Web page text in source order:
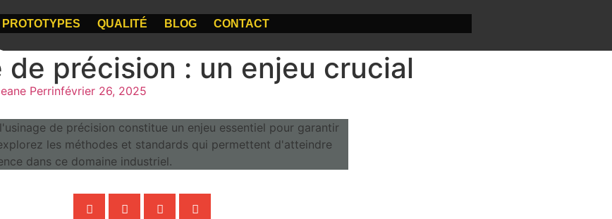
PROTOTYPES QUALITÉ BLOG CONTACT
de précision : un enjeu crucial
Perrinfévrier 26, 2025